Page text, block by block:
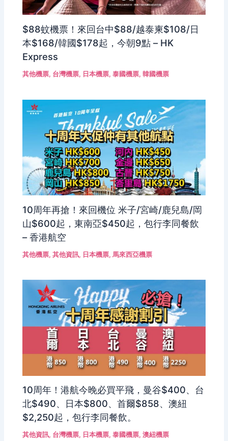
$88蚊機票！來回台中$88/越泰柬$108/日
本$168/韓國$178起，今朝9點 – HK
Express
其他機票, 台灣機票, 日本機票,泰國機票,韓國機票
10周年再搶！來回機位 米子/宮崎/鹿兒島/岡
山$600起，東南亞$450起，包行李同餐飲
– 香港航空
其他機票,其他資訊, 日本機票,馬來西亞機票
10周年！港航今晚必買平飛，曼谷$400、台
北$490、日本$800、首爾$858、澳紐
$2,250起，包行李同餐飲。
其他資訊, 台灣機票, 日本機票,泰國機票,澳紐機票